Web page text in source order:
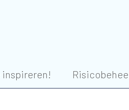
inspireren!